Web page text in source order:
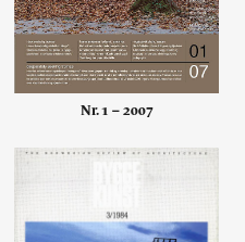
Nr. 1 – 2007